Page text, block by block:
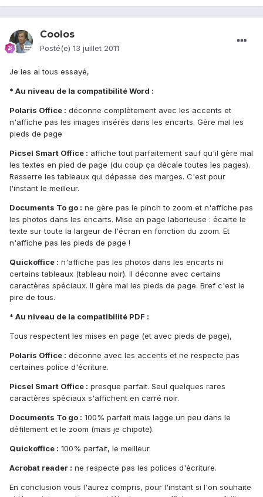
Coolos
Posté(e) 13 juillet 2011
Je les ai tous essayé,
* Au niveau de la compatibilité Word :
Polaris Office : déconne complètement avec les accents et
n'affiche pas les images insérés dans les encarts. Gère mal les
pieds de page
Picsel Smart Office : affiche tout parfaitement sauf qu'il gère mal
les textes en pied de page (du coup ça décale toutes les pages).
Resserre les tableaux qui dépasse des marges. C'est pour
l'instant le meilleur.
Documents To go : ne gère pas le pinch to zoom et n'affiche pas
les photos dans les encarts. Mise en page laborieuse : écarte le
texte sur toute la largeur de l'écran en fonction du zoom. Et
n'affiche pas les pieds de page !
Quickoffice : n'affiche pas les photos dans les encarts ni
certains tableaux (tableau noir). Il déconne avec certains
caractères spéciaux. Il gère mal les pieds de page. Bref c'est le
pire de tous.
* Au niveau de la compatibilité PDF :
Tous respectent les mises en page (et avec pieds de page),
Polaris Office : déconne avec les accents et ne respecte pas
certaines police d'écriture.
Picsel Smart Office : presque parfait. Seul quelques rares
caractères spéciaux s'affichent en carré noir.
Documents To go : 100% parfait mais lagge un peu dans le
défilement et le zoom (mais je chipote).
Quickoffice : 100% parfait, le meilleur.
Acrobat reader : ne respecte pas les polices d'écriture.
En conclusion vous l'aurez compris, pour l'instant si l'on souhaite